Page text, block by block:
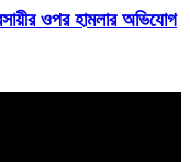
ওপর হামলার অভিযোগ